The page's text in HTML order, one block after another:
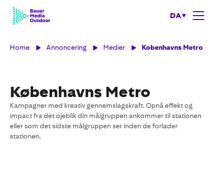
DA
Home Annoncering Medier Kobenhavns Metro
Københavns Metro
Kampagner med kreativ gennemslagskraft. Opnå effekt og
impact fra det øjeblik din målgruppen ankommer til stationen
eller som det sidste målgruppen ser inden de forlader
stationen.